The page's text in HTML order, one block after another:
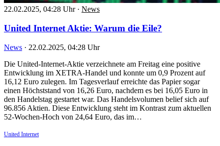
22.02.2025, 04:28 Uhr · News
United Internet Aktie: Warum die Eile?
News · 22.02.2025, 04:28 Uhr
Die United-Internet-Aktie verzeichnete am Freitag eine positive
Entwicklung im XETRA-Handel und konnte um 0,9 Prozent auf
16,12 Euro zulegen. Im Tagesverlauf erreichte das Papier sogar
einen Höchststand von 16,26 Euro, nachdem es bei 16,05 Euro in
den Handelstag gestartet war. Das Handelsvolumen belief sich auf
96.856 Aktien. Diese Entwicklung steht im Kontrast zum aktuellen
52-Wochen-Hoch von 24,64 Euro, das im…
United Internet